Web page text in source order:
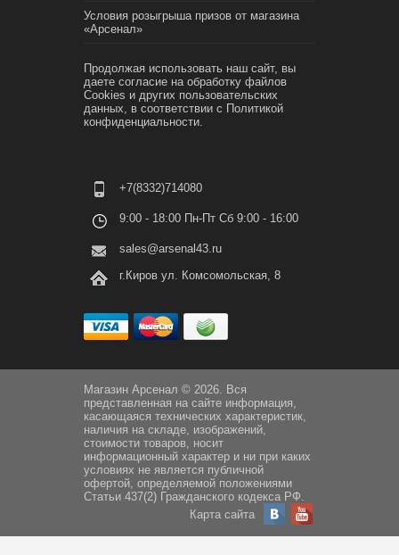
Условия розыгрыша призов от магазина
«Арсенал»
Продолжая использовать наш сайт, вы
даете согласие на обработку файлов
Cookies и других пользовательских
данных, в соответствии с Политикой
конфиденциальности.
+7(8332)714080
9:00 - 18:00 Пн-Пт Сб 9:00 - 16:00
sales@arsenal43.ru
г.Киров ул. Комсомольская, 8
Магазин Арсенал © 2026. Вся
представленная на сайте информация,
касающаяся технических характеристик,
наличия на складе, изображений,
стоимости товаров, носит
информационный характер и ни при каких
условиях не является публичной
офертой, определяемой положениями
Статьи 437(2) Гражданского кодекса РФ.
Карта сайта